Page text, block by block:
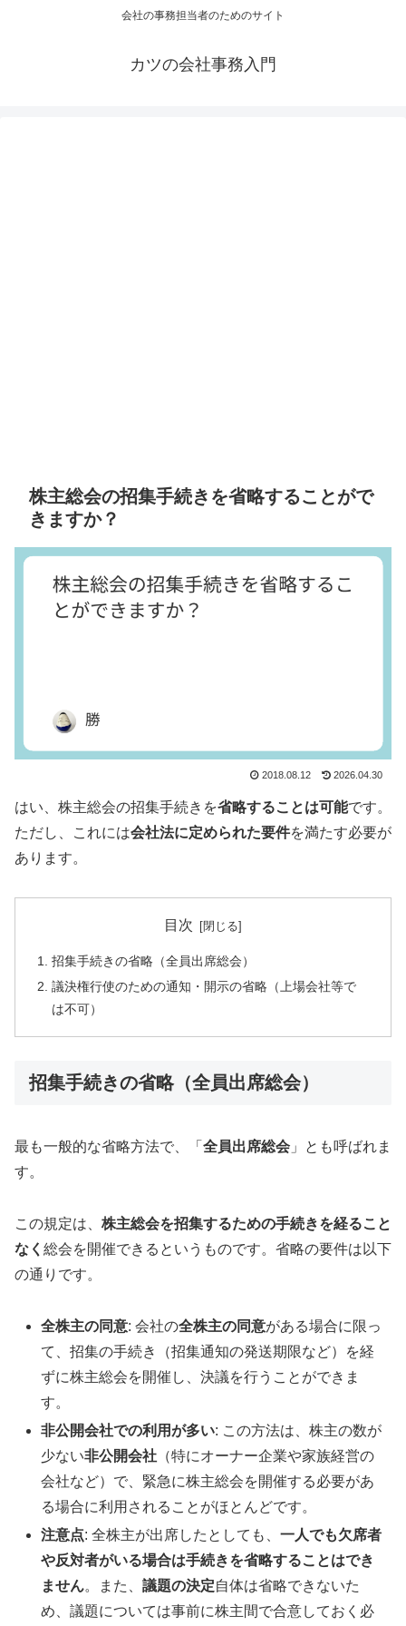
会社の事務担当者のためのサイト
カツの会社事務入門
株主総会の招集手続きを省略することがで
きますか？
2018.08.12 2026.04.30
はい、株主総会の招集手続きを省略することは可能です。
ただし、これには会社法に定められた要件を満たす必要が
あります。
目次
招集手続きの省略（全員出席総会）
議決権行使のための通知・開示の省略（上場会社等で
は不可）
招集手続きの省略（全員出席総会）
最も一般的な省略方法で、「 全員出席総会 」とも呼ばれま
す。
この規定は、 株主総会を招集するための手続きを経ること
なく 総会を開催できるというものです。省略の要件は以下
の通りです。
全株主の同意: 会社の全株主の同意がある場合に限っ
て、招集の手続き（招集通知の発送期限など）を経
ずに株主総会を開催し、決議を行うことができま
す。
非公開会社での利用が多い: この方法は、株主の数が
少ない非公開会社 （特にオーナー企業や家族経営の
会社など）で、緊急に株主総会を開催する必要があ
る場合に利用されることがほとんどです。
注意点: 全株主が出席したとしても、一人でも欠席者
や反対者がいる場合は手続きを省略することはでき
ません。また、議題の決定自体は省略できないた
め、議題については事前に株主間で合意しておく必